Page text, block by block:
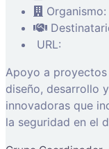
Organismo:
URL:
Apoyo a
diseño, desarrollo
innovadoras que
la seguridad en el